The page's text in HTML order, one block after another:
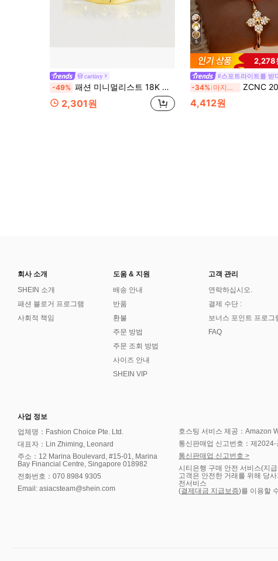
cartiny
-49% 패션 미니멀리스트 18K 골드 도금 지르코니아 인레이 8포인트 스타 곡선 와이드 밴드 여성용 데일리 스택 가능 반지
2,301원
5
2,278
#스포트라이트를 받
-34% 마지막 3일 ZCNC 2026년 신상 14K 골드 3-다이아몬드 & 8-다이아몬드 파베 스퀘어 반지, 패셔너블 & 크
4,412원
회사 소개
SHEIN 소개
패션 블로거 프로그램
사회적 책임
도움 & 지원
배송 안내
반품
환불
주문 방법
주문 조회 방법
사이즈 안내
SHEIN VIP
고객 관리
연락하십시오.
결제 수단 :
보너스 포인트 프로그
FAQ
사업 정보
업체명：Fashion Choice Pte. Ltd.
대표자：Lin Zhiming, Leonard
주소：12 Marina Boulevard, #15-01, Marina
Bay Financial Centre, Singapore 018982
전화번호：070 8984 9305
Email: asiacsteam@shein.com
호스팅 서비스 제공：Amazon
통신판매업 신고번호：제
통신판매업 신고번호 >
시티은행 구매 안전 서비스(지급
고객은 안전한 거래를 위해 당
전서비스
(결제대금 지급보증)를 이용할